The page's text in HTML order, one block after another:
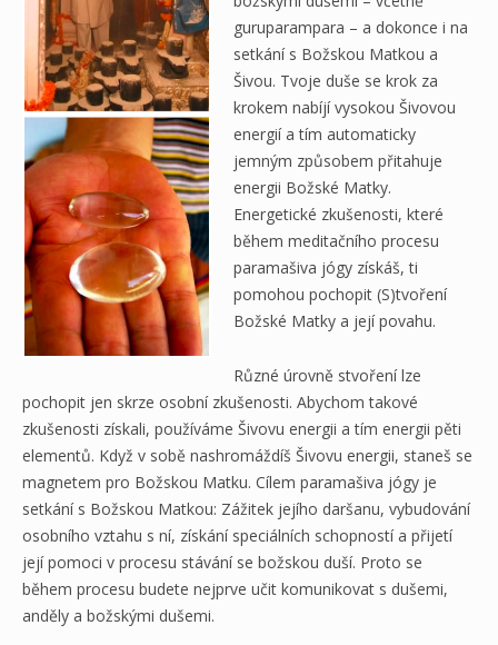
guruparampara – a dokonce i na
setkání s Božskou Matkou a
Šivou. Tvoje duše se krok za
krokem nabíjí vysokou Šivovou
energií a tím automaticky
jemným způsobem přitahuje
energii Božské Matky.
Energetické zkušenosti, které
během meditačního procesu
paramašiva jógy získáš, ti
pomohou pochopit (S)tvoření
Božské Matky a její povahu.
Různé úrovně stvoření lze
pochopit jen skrze osobní zkušenosti. Abychom takové
zkušenosti získali, používáme Šivovu energii a tím energii pěti
elementů. Když v sobě nashromáždíš Šivovu energii, staneš se
magnetem pro Božskou Matku. Cílem paramašiva jógy je
setkání s Božskou Matkou: Zážitek jejího daršanu, vybudování
osobního vztahu s ní, získání speciálních schopností a přijetí
její pomoci v procesu stávání se božskou duší. Proto se
během procesu budete nejprve učit komunikovat s dušemi,
anděly a božskými dušemi.